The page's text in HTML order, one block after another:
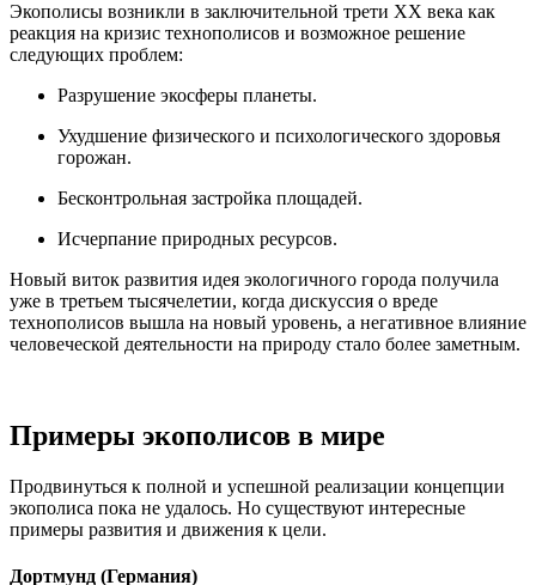
Экополисы возникли в заключительной трети XX века как
реакция на кризис технополисов и возможное решение
следующих проблем:
Разрушение экосферы планеты.
Ухудшение физического и психологического здоровья
горожан.
Бесконтрольная застройка площадей.
Исчерпание природных ресурсов.
Новый виток развития идея экологичного города получила
уже в третьем тысячелетии, когда дискуссия о вреде
технополисов вышла на новый уровень, а негативное влияние
человеческой деятельности на природу стало более заметным.
Примеры экополисов в мире
Продвинуться к полной и успешной реализации концепции
экополиса пока не удалось. Но существуют интересные
примеры развития и движения к цели.
Дортмунд (Германия)